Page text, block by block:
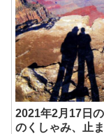
2021年2月17日
のくしゃみ、止